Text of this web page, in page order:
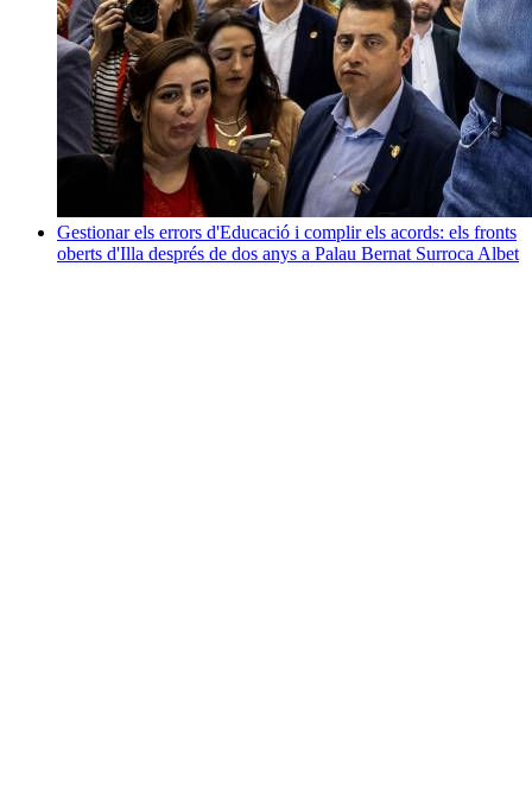
Gestionar els errors d'Educació i complir els acords: els fronts
oberts d'Illa després de dos anys a Palau Bernat Surroca Albet